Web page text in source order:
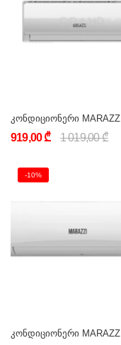
919,00 ₾ 1 019,00 ₾
-10%